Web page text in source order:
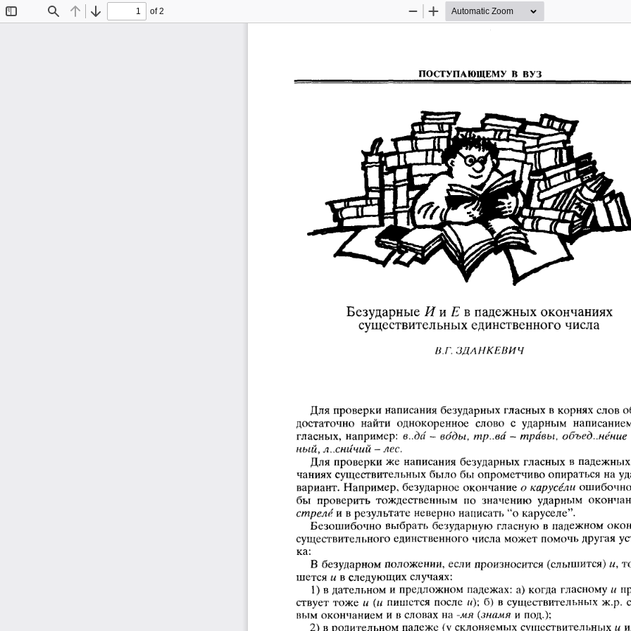
Find Previous
Next
of 2
Zoom
Zoom
ПОСТУПАЮЩЕМУ  В  ВУЗ
Безударные Яи£в падежных окончаниях
существительных единственного числа
В. Г. ЗДАНКЕВИЧ
Для проверки написания безударных гласных в корнях слов
достаточно  найти  однокоренное  слово  с  ударным
гласных,  например: в..да  -   воды,  тр.ва  -   травы,  объединение
ный, л..снйчий -  лес.
Для проверки же  написания  безударных гласных  в
чаниях существительных было бы опрометчиво опираться  на
вариант. Например, безударное окончание о карусели
бы  проверить  тождественным  по  значению  ударным
стреле и в результате неверно написать “о каруселе”.
Безошибочно  выбрать безударную гласную  в  падежном
существительного единственного числа может помочь другая
ка:
В безударном положении, если произносится (слышится) и,
шется и в следующих случаях:
1) в дательном и предложном падежах:  а) когда гласному и
ствует тоже и  (и
  пишется  после
и);
б)  в существительных ж.р.
вым окончанием и в словах на -мя  (знамя и под.);
2) в родительном падеже (у склоняемых существительных и